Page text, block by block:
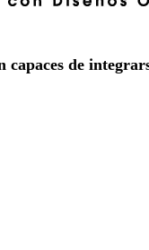
capaces de